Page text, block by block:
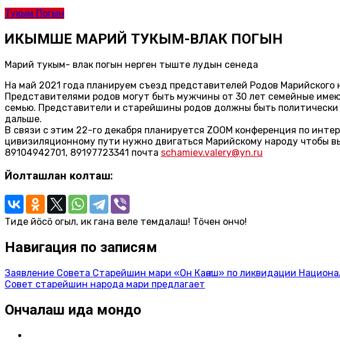
Тукым Погын
ИКЫМШЕ МАРИЙ ТУКЫМ-ВЛАК ПОГЫН
Марий тукым- влак погын нерген тыште лудын сенеда
На май 2021 года планируем съезд представителей Родов
Представителями родов могут быть мужчины от 30 лет семейные
семью. Представители и старейшины родов должны быть
дальше.
В связи с этим 22-го декабря планируется ZOOM конференция по
цивизиляционному пути нужно двигаться Марийскому народу чтобы
89104942701, 89197723341 почта schamiev.valery@yn.ru
Йолташлан колташ:
Тиде йӧсӧ огыл, ик гана веле темдалаш! Тӧчен ончо!
Навигация по записям
Заявление Совета Старейшин мари «Он Каҥаш» по ликвидации
Совет старейшин народа мари предлагает
Ончалаш ида мондо